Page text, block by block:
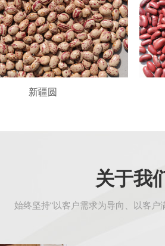
新疆圆
关于我
始终坚持“以客户需求为导向、以客户